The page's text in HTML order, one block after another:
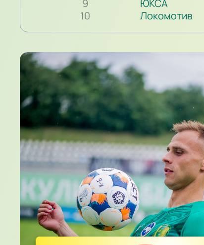
9
ЮКСА
10
Локомотив